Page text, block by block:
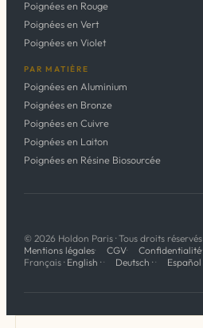
Poignées en Rouge
Poignées en Vert
Poignées en Violet
PAR MATIÈRE
Poignées en Aluminium
Poignées en Bronze
Poignées en Cuivre
Poignées en Laiton
Poignées en Résine Biosourcée
© 2026 Holdon Paris · Tous droits réservés
Mentions légales
CGV Confidentialité
Français · English · Deutsch · Español